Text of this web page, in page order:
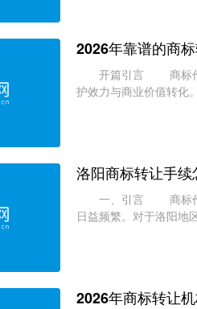
2026年靠谱的商
开篇引言 商标作为
护效力与商业价值转化
洛阳商标转让手
一、引言 商标作为
日益频繁。对于洛阳地
2026年商标转让